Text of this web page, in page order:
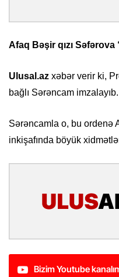
Afaq Bəşir qızı
Ulusal.az xəbər verir ki,
bağlı Sərəncam imzalayıb.
Sərəncamla o, bu ordenə
inkişafında böyük
Bizim Youtube